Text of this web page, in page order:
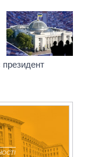
президент